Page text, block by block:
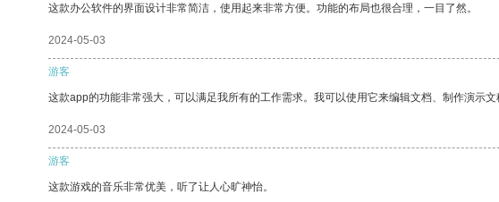
这款办公软件的界面设计非常简洁，使用起来非常方便。功能的布局也很合理，一目了然。
2024-05-03
游客
这款app的功能非常强大，可以满足我所有的工作需求。我可以使用它来编辑文档、制作演示文
2024-05-03
游客
这款游戏的音乐非常优美，听了让人心旷神怡。